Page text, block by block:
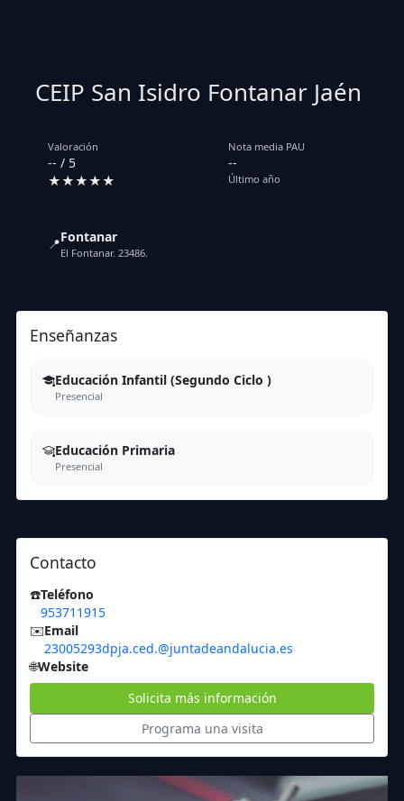
CEIP San Isidro Fontanar Jaén
Valoración
-- / 5
★★★★★
Nota media PAU
--
Último año
📍Fontanar
El Fontanar. 23486.
Enseñanzas
Educación Infantil (Segundo Ciclo )
Presencial
Educación Primaria
Presencial
Contacto
☎️Teléfono
953711915
✉️Email
23005293dpja.ced.@juntadeandalucia.es
🌐Website
Solicita más información
Programa una visita